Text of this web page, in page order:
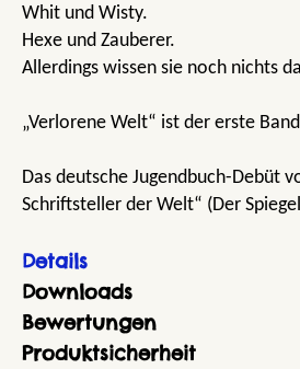
Whit und Wisty.
Hexe und Zauberer.
Allerdings wissen sie noch nichts
„Verlorene Welt“ ist der erste
Das deutsche Jugendbuch-Debüt
Schriftsteller der Welt“ (Der
Details
Downloads
Bewertungen
Produktsicherheit